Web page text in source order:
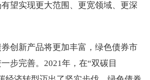
望实现更大范围、更宽领域、更深
创新产品将更加丰富，绿色债券市
步完善。2021年，在“双碳目